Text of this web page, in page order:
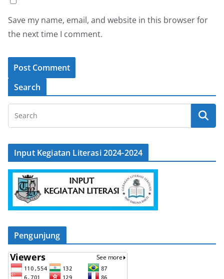
Save my name, email, and website in this browser for
the next time I comment.
Search
Input Kegiatan Literasi 2024-2024
Pengunjung